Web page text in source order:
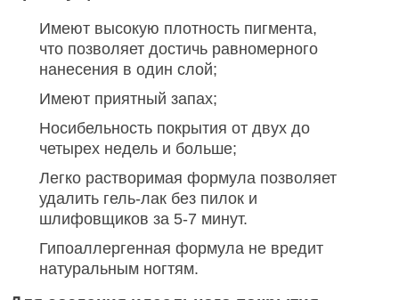
Имеют высокую плотность пигмента,
что позволяет достичь равномерного
нанесения в один слой;
Имеют приятный запах;
Носибельность покрытия от двух до
четырех недель и больше;
Легко растворимая формула позволяет
удалить гель-лак без пилок и
шлифовщиков за 5-7 минут.
Гипоаллергенная формула не вредит
натуральным ногтям.